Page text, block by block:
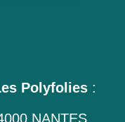
Polyfolies:
NANTES